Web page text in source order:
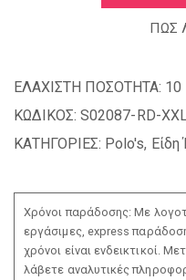
ΠΩΣ
ΕΛΑΧΙΣΤΗ ΠΟΣΟΤΗΤΑ: 10
ΚΩΔΙΚΟΣ: S02087-RD-XXL
ΚΑΤΗΓΟΡΙΕΣ: Polo's, Είδη
Χρόνοι παράδοσης: Με
εργάσιμες, express
χρόνοι είναι ενδεικτικοί.
λάβετε αναλυτικές